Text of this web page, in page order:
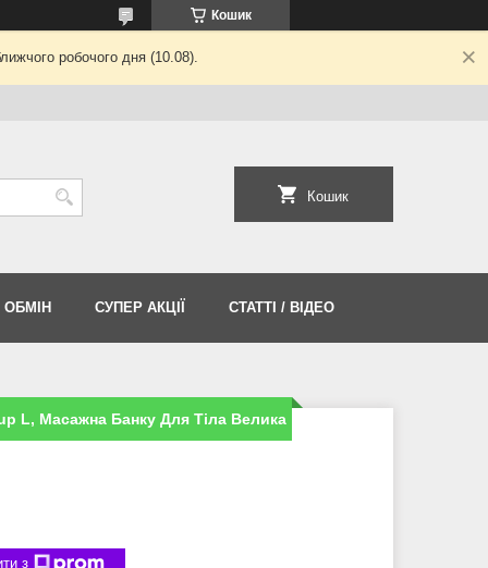
Кошик
робочого дня (10.08).
Кошик
СУПЕР АКЦІЇ СТАТТІ / ВІДЕО
L, Масажна Банку Для Тіла Велика
з